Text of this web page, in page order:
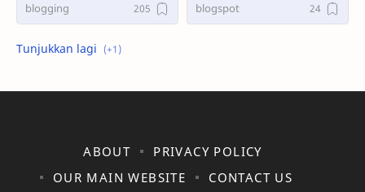
blogging blogspot
shopee
ABOUT
PRIVACY POLICY
OUR MAIN WEBSITE
CONTACT US